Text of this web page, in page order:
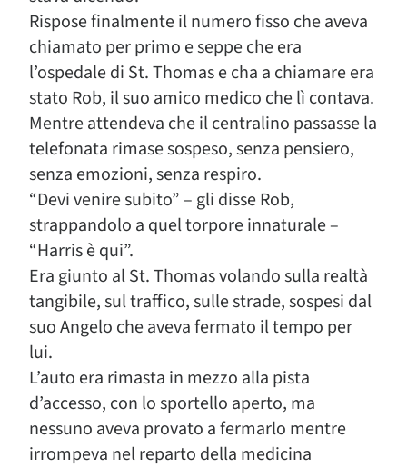
Rispose finalmente il numero fisso che aveva
chiamato per primo e seppe che era
l’ospedale di St. Thomas e cha a chiamare era
stato Rob, il suo amico medico che lì contava.
Mentre attendeva che il centralino passasse la
telefonata rimase sospeso, senza pensiero,
senza emozioni, senza respiro.
“Devi venire subito” – gli disse Rob,
strappandolo a quel torpore innaturale –
“Harris è qui”.
Era giunto al St. Thomas volando sulla realtà
tangibile, sul traffico, sulle strade, sospesi dal
suo Angelo che aveva fermato il tempo per
lui.
L’auto era rimasta in mezzo alla pista
d’accesso, con lo sportello aperto, ma
nessuno aveva provato a fermarlo mentre
irrompeva nel reparto della medicina